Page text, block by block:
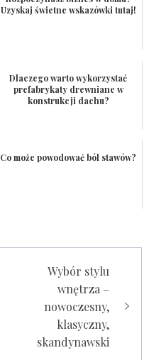
Uzyskaj świetne wskazówki tutaj!
Dlaczego warto wykorzystać
prefabrykaty drewniane w
konstrukcji dachu?
Co może powodować ból stawów?
Wybór stylu
wnętrza –
nowoczesny,
klasyczny,
skandynawski